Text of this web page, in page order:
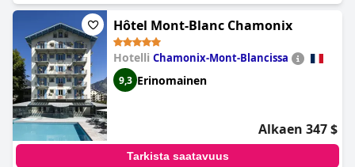
Hôtel Mont-Blanc Chamonix
Hotelli Chamonix-Mont-Blancissa
9,3 Erinomainen
Alkaen 347 $
Tarkista saatavuus